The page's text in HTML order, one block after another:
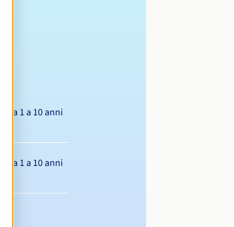
Da 1 a 10 anni
Da 1 a 10 anni